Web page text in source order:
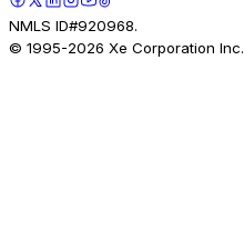
NMLS ID#920968.
© 1995-2026 Xe Corporation Inc.